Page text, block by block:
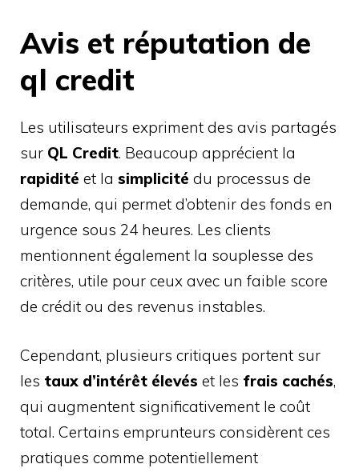
Avis et réputation de
ql credit
Les utilisateurs expriment des avis partagés
sur QL Credit. Beaucoup apprécient la
rapidité et la simplicité du processus de
demande, qui permet d’obtenir des fonds en
urgence sous 24 heures. Les clients
mentionnent également la souplesse des
critères, utile pour ceux avec un faible score
de crédit ou des revenus instables.
Cependant, plusieurs critiques portent sur
les taux d’intérêt élevés et les frais cachés,
qui augmentent significativement le coût
total. Certains emprunteurs considèrent ces
pratiques comme potentiellement